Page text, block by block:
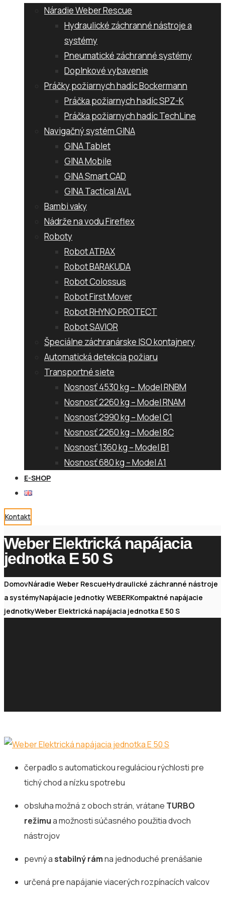
Náradie Weber Rescue
Hydraulické záchranné nástroje a
systémy
Pneumatické záchranné systémy
Doplnkové vybavenie
Práčky požiarnych hadíc Bockermann
Práčka požiarnych hadíc SPZ-K
Práčka požiarnych hadíc TechLine
Navigačný systém GINA
GINA Tablet
GINA Mobile
GINA Smart CAD
GINA Tactical AVL
Bambi vaky
Nádrže na vodu Fireflex
Roboty
Robot ATRAX
Robot BARAKUDA
Robot Colossus
Robot First Mover
Robot RHYNO PROTECT
Robot SAVIOR
Špeciálne záchranárske ISO kontajnery
Automatická detekcia požiaru
Transportné siete
Nosnosť 4530 kg – Model RNBM
Nosnosť 2260 kg – Model RNAM
Nosnosť 2990 kg – Model C1
Nosnosť 2260 kg – Model 8C
Nosnosť 1360 kg – Model B1
Nosnosť 680 kg – Model A1
E-SHOP
Kontakt
Weber Elektrická napájacia
jednotka E 50 S
DomovNáradie Weber RescueHydraulické záchranné nástroje
a systémyNapájacie jednotky WEBERKompaktné napájacie
jednotkyWeber Elektrická napájacia jednotka E 50 S
čerpadlo s automatickou reguláciou rýchlosti pre
tichý chod a nízku spotrebu
obsluha možná z oboch strán, vrátane TURBO
režimua možnosti súčasného použitia dvoch
nástrojov
pevný astabilný rámna jednoduché prenášanie
určená pre napájanie viacerých rozpínacích valcov